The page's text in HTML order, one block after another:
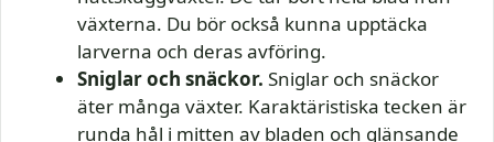
växterna. Du bör också kunna upptäcka
larverna och deras avföring.
Sniglaroch snäckor. Sniglar och snäckor
äter många växter. Karaktäristiska tecken är
runda hål i mitten av bladen och glänsande